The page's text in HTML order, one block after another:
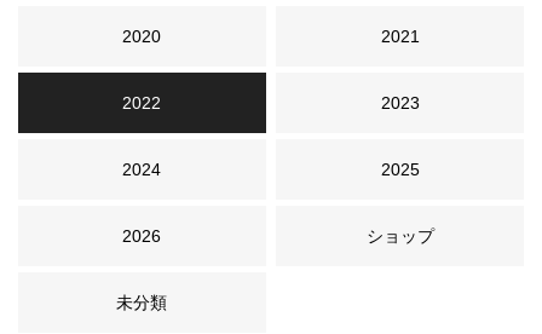
2020 2021
2022 2023
2024 2025
2026 ショップ
未分類